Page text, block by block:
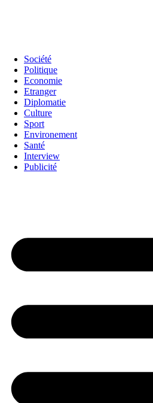
Société
Politique
Economie
Etranger
Diplomatie
Culture
Sport
Environement
Santé
Interview
Publicité